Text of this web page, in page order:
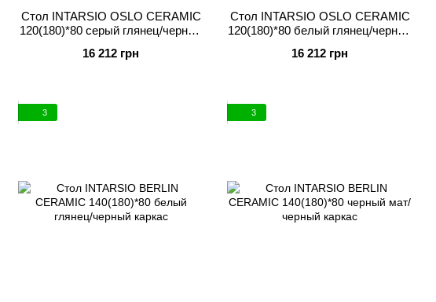
Стол INTARSIO OSLO CERAMIC
120(180)*80 серый глянец/черный
16 212 грн
Стол INTARSIO OSLO CERAMIC
120(180)*80 белый глянец/черный
16 212 грн
3 3